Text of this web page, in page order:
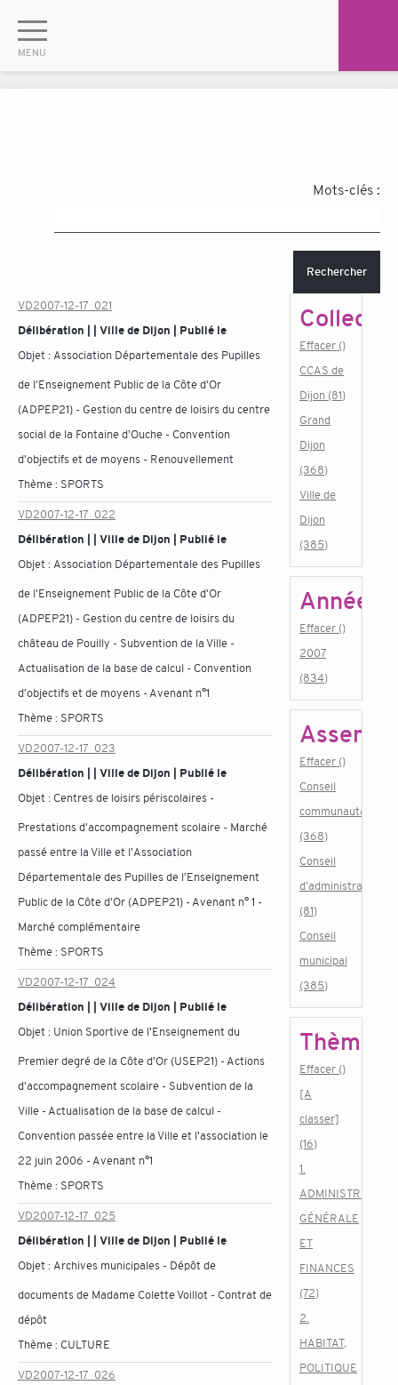
Mots-clés :
Rechercher
VD2007-12-17_021
Délibération | | Ville de Dijon | Publié le
Objet : Association Départementale des Pupilles
de l'Enseignement Public de la Côte d'Or
(ADPEP21) - Gestion du centre de loisirs du centre
social de la Fontaine d'Ouche - Convention
d'objectifs et de moyens - Renouvellement
Thème : SPORTS
VD2007-12-17_022
Délibération | | Ville de Dijon | Publié le
Objet : Association Départementale des Pupilles
de l'Enseignement Public de la Côte d'Or
(ADPEP21) - Gestion du centre de loisirs du
château de Pouilly - Subvention de la Ville -
Actualisation de la base de calcul - Convention
d'objectifs et de moyens - Avenant n°1
Thème : SPORTS
VD2007-12-17_023
Délibération | | Ville de Dijon | Publié le
Objet : Centres de loisirs périscolaires -
Prestations d'accompagnement scolaire - Marché
passé entre la Ville et l'Association
Départementale des Pupilles de l'Enseignement
Public de la Côte d'Or (ADPEP21) - Avenant n° 1 -
Marché complémentaire
Thème : SPORTS
VD2007-12-17_024
Délibération | | Ville de Dijon | Publié le
Objet : Union Sportive de l'Enseignement du
Premier degré de la Côte d'Or (USEP21) - Actions
d'accompagnement scolaire - Subvention de la
Ville - Actualisation de la base de calcul -
Convention passée entre la Ville et l'association le
22 juin 2006 - Avenant n°1
Thème : SPORTS
VD2007-12-17_025
Délibération | | Ville de Dijon | Publié le
Objet : Archives municipales - Dépôt de
documents de Madame Colette Voillot - Contrat de
dépôt
Thème : CULTURE
VD2007-12-17_026
Effacer ()
CCAS de
Dijon (81)
Grand
Dijon
(368)
Ville de
Dijon
(385)
Année
Effacer ()
2007
(834)
Effacer ()
Conseil
communautaire
(368)
Conseil
d'administration
(81)
Conseil
municipal
(385)
Thème
Effacer ()
[A
classer]
(16)
1.
ADMINISTRATION
GÉNÉRALE
ET
FINANCES
(72)
2.
HABITAT,
POLITIQUE